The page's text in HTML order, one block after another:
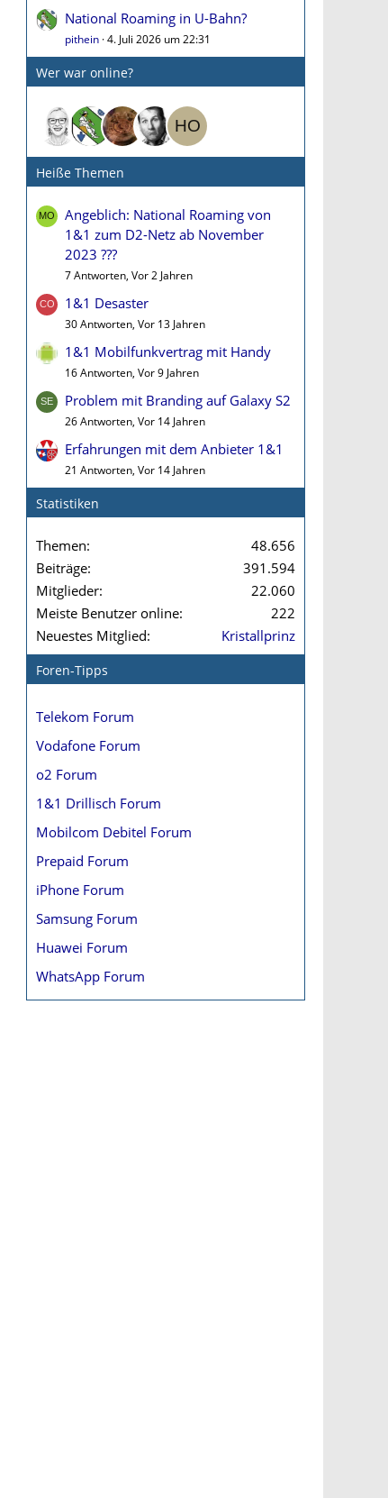
National Roaming in U-Bahn?
pithein 4. Juli 2026 um 22:31
Wer war online?
Heiße Themen
Angeblich: National Roaming von
1&1 zum D2-Netz ab November
2023 ???
7 Antworten, Vor 2 Jahren
1&1 Desaster
30 Antworten, Vor 13 Jahren
1&1 Mobilfunkvertrag mit Handy
16 Antworten, Vor 9 Jahren
Problem mit Branding auf Galaxy S2
26 Antworten, Vor 14 Jahren
Erfahrungen mit dem Anbieter 1&1
21 Antworten, Vor 14 Jahren
Statistiken
Themen
48.656
Beiträge
391.594
Mitglieder
22.060
Meiste Benutzer online
222
Neuestes Mitglied
Kristallprinz
Foren-Tipps
Telekom Forum
Vodafone Forum
o2 Forum
1&1 Drillisch Forum
Mobilcom Debitel Forum
Prepaid Forum
iPhone Forum
Samsung Forum
Huawei Forum
WhatsApp Forum